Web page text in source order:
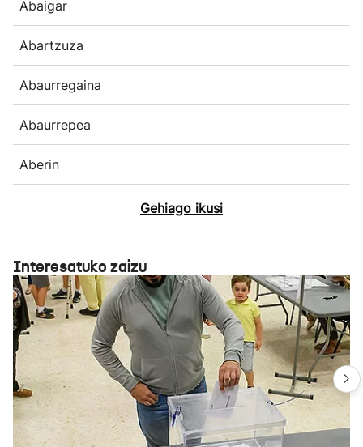
Abaigar
Abartzuza
Abaurregaina
Abaurrepea
Aberin
Gehiago ikusi
Interesatuko zaizu